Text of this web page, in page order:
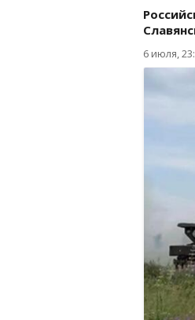
6 июля,